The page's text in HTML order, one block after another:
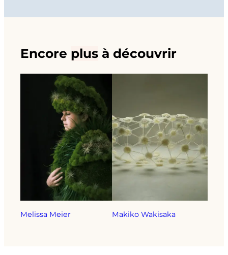
Encore plus à découvrir
Melissa Meier Makiko Wakisaka